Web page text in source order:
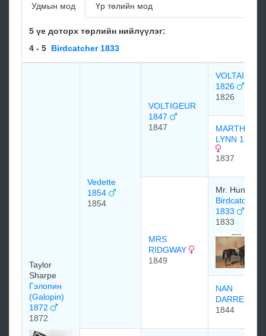
Удмын мод Үр төлийн мод
5 үе доторх төрлийн нийлүүлэг:
4 - 5 Birdcatcher 1833
Taylor
Sharpe
Гэлопин
(Galopin)
1872
1872
Vedette
1854
1854
VOLTIGEUR
1847
1847
VOLTAIRE
1826
1826
MARTHA
LYNN 1837
1837
MRS
RIDGWAY
1849
Mr. Hunter
Birdcatcher
1833
1833
NAN
DARRELL
1844